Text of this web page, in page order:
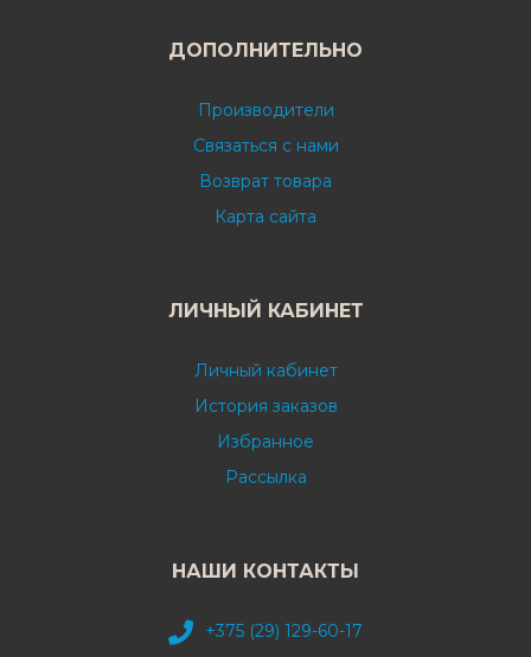
ДОПОЛНИТЕЛЬНО
Производители
Связаться с нами
Возврат товара
Карта сайта
ЛИЧНЫЙ КАБИНЕТ
Личный кабинет
История заказов
Избранное
Рассылка
НАШИ КОНТАКТЫ
+375 (29) 129-60-17